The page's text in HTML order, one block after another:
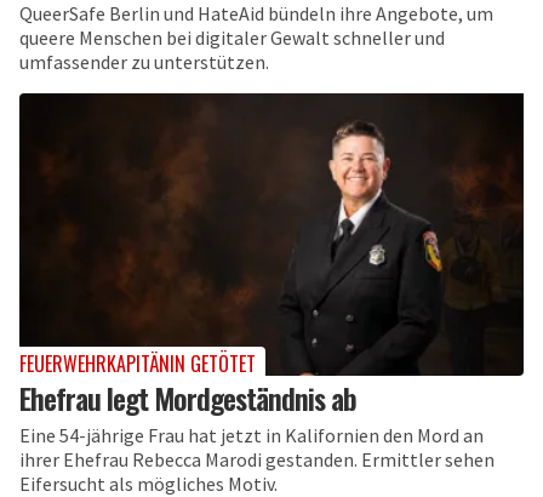
QueerSafe Berlin und HateAid bündeln ihre Angebote, um
queere Menschen bei digitaler Gewalt schneller und
umfassender zu unterstützen.
FEUERWEHRKAPITÄNIN GETÖTET
Ehefrau legt Mordgeständnis ab
Eine 54-jährige Frau hat jetzt in Kalifornien den Mord an
ihrer Ehefrau Rebecca Marodi gestanden. Ermittler sehen
Eifersucht als mögliches Motiv.